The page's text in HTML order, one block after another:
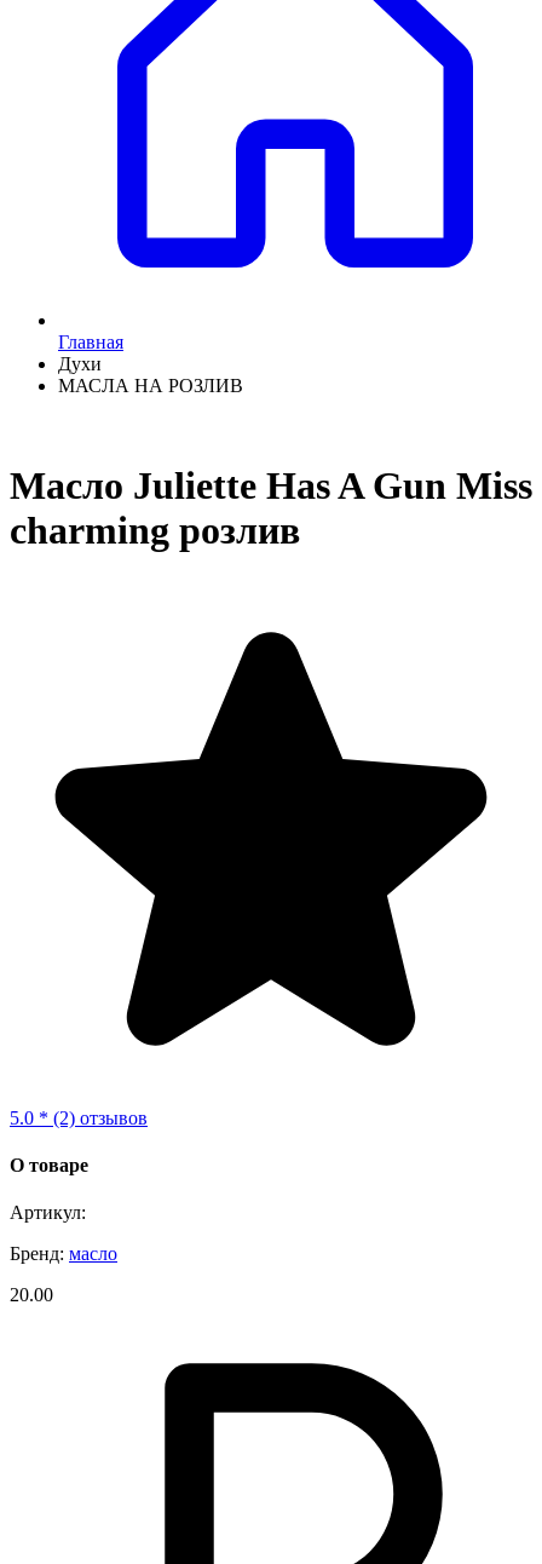
Главная
Духи
МАСЛА НА РОЗЛИВ
Масло Juliette Has A Gun Miss
charming розлив
5.0 * (2) отзывов
О товаре
Артикул:
Бренд: масло
20.00